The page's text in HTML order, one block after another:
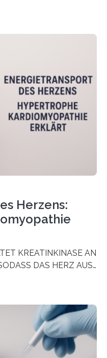
aktuellen Studie,
dass Mini-Tumore
Patienten –
werden können, um
am besten
identifiziert, das künftig
passenden Therapie
weltweit zu den
Herzens:
KREATINKINASE AN
DAS HERZ AUS
Herzinsuffizienz
Energietransport bei
(HCM) versagen
der
Stresses